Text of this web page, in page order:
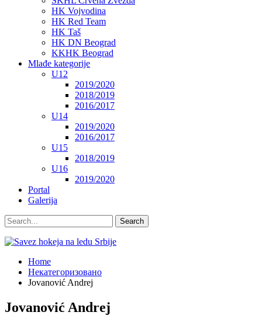
HK Vojvodina
HK Red Team
HK Taš
HK DN Beograd
KKHK Beograd
Mlađe kategorije
U12
2019/2020
2018/2019
2016/2017
U14
2019/2020
2016/2017
U15
2018/2019
U16
2019/2020
Portal
Galerija
Home
Некатегоризовано
Jovanović Andrej
Jovanović Andrej